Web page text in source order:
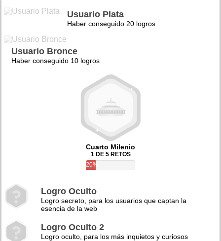
Usuario Plata
Haber conseguido 20 logros
Usuario Bronce
Haber conseguido 10 logros
Cuarto Milenio
1 DE 5 RETOS
20%
Logro Oculto
Logro secreto, para los usuarios que captan la
esencia de la web
Logro Oculto 2
Logro oculto, para los más inquietos y curiosos